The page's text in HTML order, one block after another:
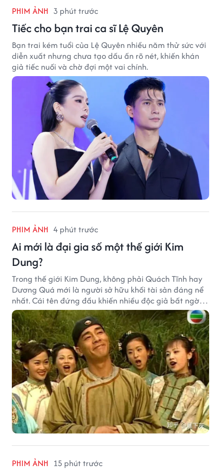
PHIM ẢNH 3 phút trước
Tiếc cho bạn trai ca sĩ Lệ Quyên
Bạn trai kém tuổi của Lệ Quyên nhiều năm thử sức với
diễn xuất nhưng chưa tạo dấu ấn rõ nét, khiến khán
giả tiếc nuối và chờ đợi một vai chính.
PHIM ẢNH 4 phút trước
Ai mới là đại gia số một thế giới Kim
Dung?
Trong thế giới Kim Dung, không phải Quách Tĩnh hay
Dương Quá mới là người sở hữu khối tài sản đáng nể
nhất. Cái tên đứng đầu khiến nhiều độc giả bất ngờ
bởi xuất thân của nhân vật này hoàn toàn không
giống một đại hiệp.
PHIM ẢNH 15 phút trước